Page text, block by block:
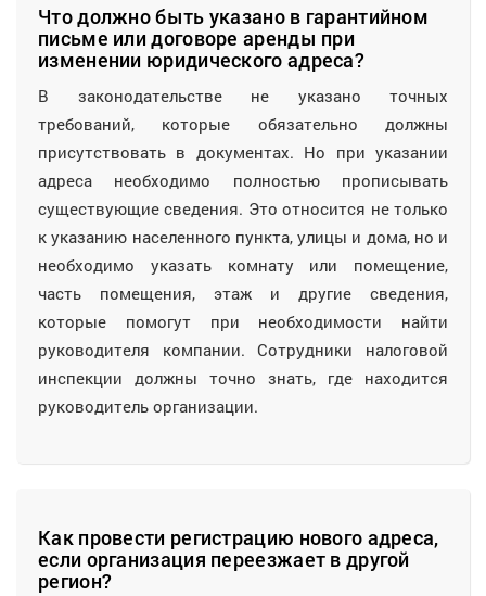
Что должно быть указано в гарантийном
письме или договоре аренды при
изменении юридического адреса?
В законодательстве не указано точных
требований, которые обязательно должны
присутствовать в документах. Но при указании
адреса необходимо полностью прописывать
существующие сведения. Это относится не только
к указанию населенного пункта, улицы и дома, но и
необходимо указать комнату или помещение,
часть помещения, этаж и другие сведения,
которые помогут при необходимости найти
руководителя компании. Сотрудники налоговой
инспекции должны точно знать, где находится
руководитель организации.
Как провести регистрацию нового адреса,
если организация переезжает в другой
регион?